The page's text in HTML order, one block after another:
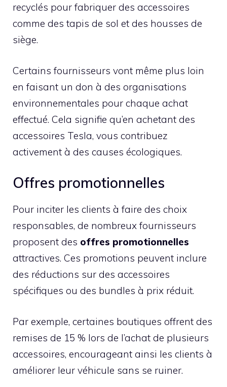
recyclés pour fabriquer des accessoires
comme des tapis de sol et des housses de
siège.
Certains fournisseurs vont même plus loin
en faisant un don à des organisations
environnementales pour chaque achat
effectué. Cela signifie qu’en achetant des
accessoires Tesla, vous contribuez
activement à des causes écologiques.
Offres promotionnelles
Pour inciter les clients à faire des choix
responsables, de nombreux fournisseurs
proposent des offres promotionnelles
attractives. Ces promotions peuvent inclure
des réductions sur des accessoires
spécifiques ou des bundles à prix réduit.
Par exemple, certaines boutiques offrent des
remises de 15 % lors de l’achat de plusieurs
accessoires, encourageant ainsi les clients à
améliorer leur véhicule sans se ruiner.